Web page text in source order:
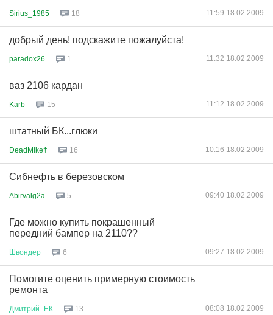
Sirius_1985 18 11:59 18.02.2009
добрый день! подскажите пожалуйста!
paradox26 1 11:32 18.02.2009
ваз 2106 кардан
Karb 15 11:12 18.02.2009
штатный БК...глюки
DeadMike† 16 10:16 18.02.2009
Сибнефть в березовском
Abirvalg2a 5 09:40 18.02.2009
Где можно купить покрашенный
передний бампер на 2110??
Швондер 6 09:27 18.02.2009
Помогите оценить примерную стоимость
ремонта
Дмитрий ЕК 13 08:08 18.02.2009